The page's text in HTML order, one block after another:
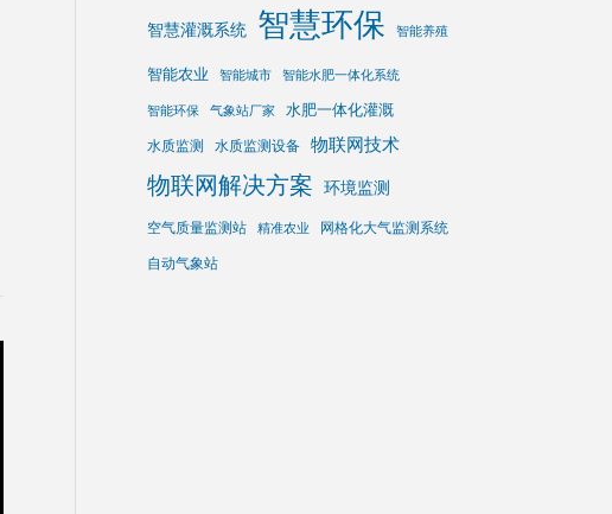
智慧灌溉系统 智慧环保 智能养殖
智能农业 智能城市 智能水肥一体化系统
智能环保 气象站厂家 水肥一体化灌溉
水质监测 水质监测设备 物联网技术
物联网解决方案 环境监测
空气质量监测站 精准农业
网格化大气监测系统
自动气象站